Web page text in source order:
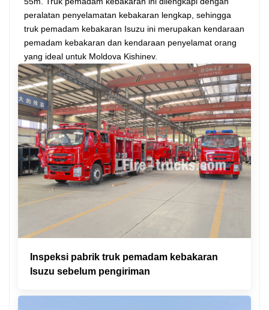
peralatan penyelamatan kebakaran lengkap, sehingga
truk pemadam kebakaran Isuzu ini merupakan kendaraan
pemadam kebakaran dan kendaraan penyelamat orang
yang ideal untuk Moldova Kishinev.
Inspeksi pabrik truk pemadam kebakaran
Isuzu sebelum pengiriman